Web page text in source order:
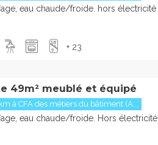
eau chaude/froide. hors électricité
+ 23
49m² meublé et équipé
à CFA des métiers du bâtiment (A...
eau chaude/froide. Hors électricité